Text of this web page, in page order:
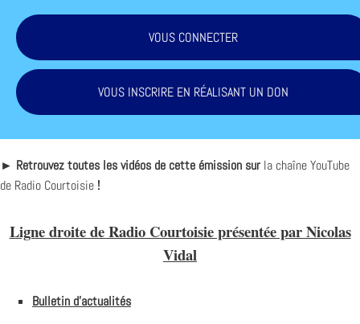
VOUS CONNECTER
VOUS INSCRIRE EN RÉALISANT UN DON
► Retrouvez toutes les vidéos de cette émission sur la chaîne YouTube
de Radio Courtoisie !
Ligne droite de Radio Courtoisie présentée par Nicolas
Vidal
Bulletin d’actualités